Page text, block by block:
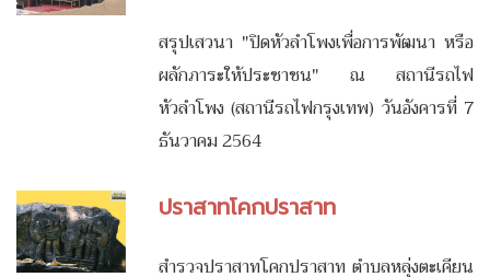
สรุปเสวนา "ปิดหัวลำโพงเพื่อการพัฒนา หรือ
ผลักภาระให้ประชาชน" ณ สถานีรถไฟ
หัวลำโพง (สถานีรถไฟกรุงเทพ) วันอังคารที่ 7
ธันวาคม 2564
ปราสาทโคกปราสาท
สำรวจปราสาทโคกปราสาท ตำบลหลุ่งตะเคียน